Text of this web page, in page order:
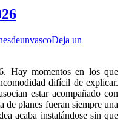
Deja un
Hay momentos en los que
difícil de explicar.
estar acompañado con
de planes fueran siempre una
acaba instalándose sin que